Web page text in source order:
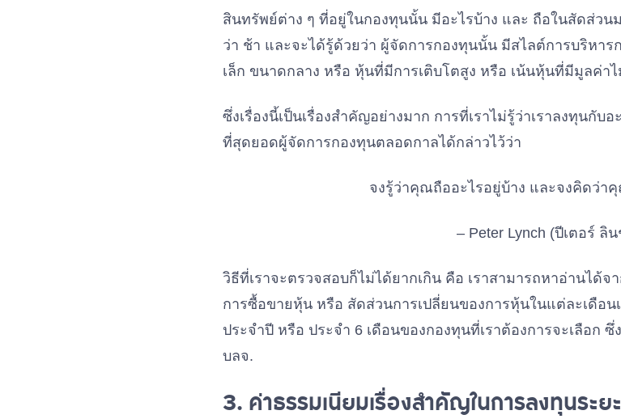
สินทรัพย์ต่าง ๆ ที่อยู่ในกองทุนนั้น มีอะไรบ้าง และ ถือในสัดส่วน
ว่า ช้า และจะได้รู้ด้วยว่า ผู้จัดการกองทุนนั้น มีสไลต์การบริหาร
เล็ก ขนาดกลาง หรือ หุ้นที่มีการเติบโตสูง หรือ เน้นหุ้นที่มีมูลค่า
ซึ่งเรื่องนี้เป็นเรื่องสำคัญอย่างมาก การที่เราไม่รู้ว่าเราลงทุนกับ
ที่สุดยอดผู้จัดการกองทุนตลอดกาลได้กล่าวไว้ว่า
จงรู้ว่าคุณถืออะไรอยู่บ้าง และจงคิดว่า
– Peter Lynch (ปีเตอร์ ลิ
วิธีที่เราจะตรวจสอบก็ไม่ได้ยากเกิน คือ เราสามารถหาอ่านได้
การซื้อขายหุ้น หรือ สัดส่วนการเปลี่ยนของการหุ้นในแต่ละเดือน
ประจำปี หรือ ประจำ 6 เดือนของกองทุนที่เราต้องการจะเลือก
บลจ.
3. ค่าธรรมเนียมเรื่องสำคัญในการลงทุนระย